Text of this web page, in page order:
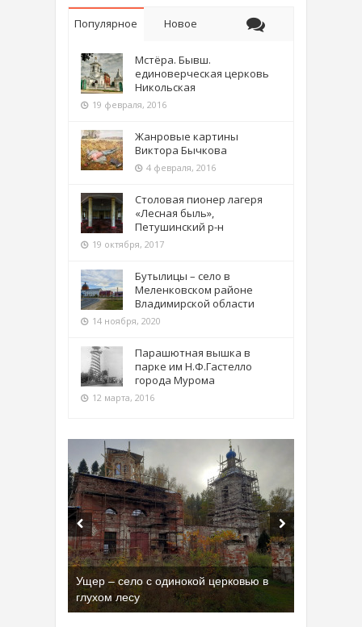
Популярное Новое
Мстёра. Бывш.
единоверческая церковь
Никольская
19 февраля, 2016
Жанровые картины
Виктора Бычкова
4 февраля, 2016
Столовая пионер лагеря
«Лесная быль»,
Петушинский р-н
19 октября, 2017
Бутылицы – село в
Меленковском районе
Владимирской области
14 ноября, 2020
Парашютная вышка в
парке им Н.Ф.Гастелло
города Мурома
12 марта, 2016
Ущер – село с одинокой церковью в
глухом лесу
Бывшая танковая часть имени Сухэ-
Батора во Владимире